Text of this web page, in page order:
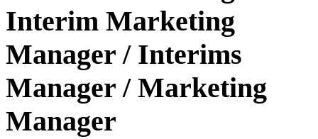
Interim Marketing
Manager / Interims
Manager / Marketing
Manager